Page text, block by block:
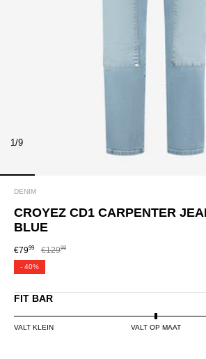
1/9
DENIM
CROYEZ CD1 CARPENTER
BLUE
€7999 €12999
- 40%
FIT BAR
VALT KLEIN VALT OP MAAT